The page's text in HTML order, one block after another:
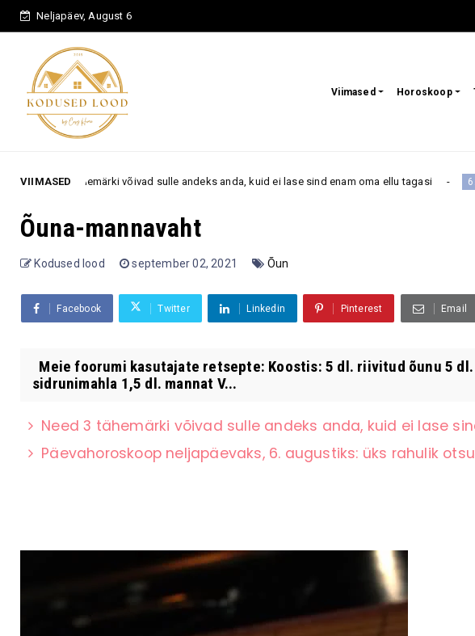
Neljapäev, August 6
Viimased Horoskoop
VIIMASED
3 tähemärki võivad sulle andeks anda, kuid ei lase sind enam oma ellu tagasi 6. august
Õuna-mannavaht
Kodused lood september 02, 2021 Õun
Facebook Twitter Linkedin Pinterest Email
Meie foorumi kasutajate retsepte: Koostis: 5 dl. riivitud õunu 5
sidrunimahla 1,5 dl. mannat V...
Need 3 tähemärki võivad sulle andeks anda, kuid ei lase
Päevahoroskoop neljapäevaks, 6. augustiks: üks rahulik